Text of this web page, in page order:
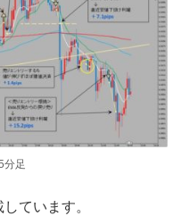
足
ています。